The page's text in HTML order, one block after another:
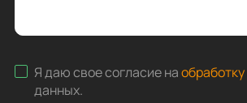
Я даю свое согласие наобработку
данных.